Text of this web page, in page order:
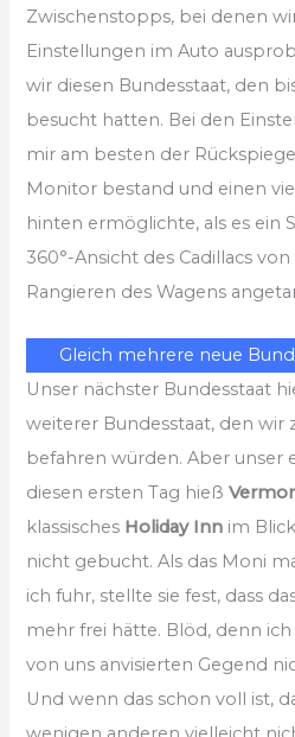
Zwischenstopps, bei denen
Einstellungen im Auto
wir diesen Bundesstaat, den
besucht hatten. Bei den
mir am besten der
Monitor bestand und einen
hinten ermöglichte, als es ein
360°-Ansicht des Cadillacs
Rangieren des Wagens
Gleich mehrere neue
Unser nächster Bundesstaat
weiterer Bundesstaat, den wir
befahren würden. Aber unser
diesen ersten Tag hieß
klassisches Holiday Inn im
nicht gebucht. Als das Moni
ich fuhr, stellte sie fest, dass
mehr frei hätte. Blöd, denn ich
von uns anvisierten Gegend
Und wenn das schon voll ist,